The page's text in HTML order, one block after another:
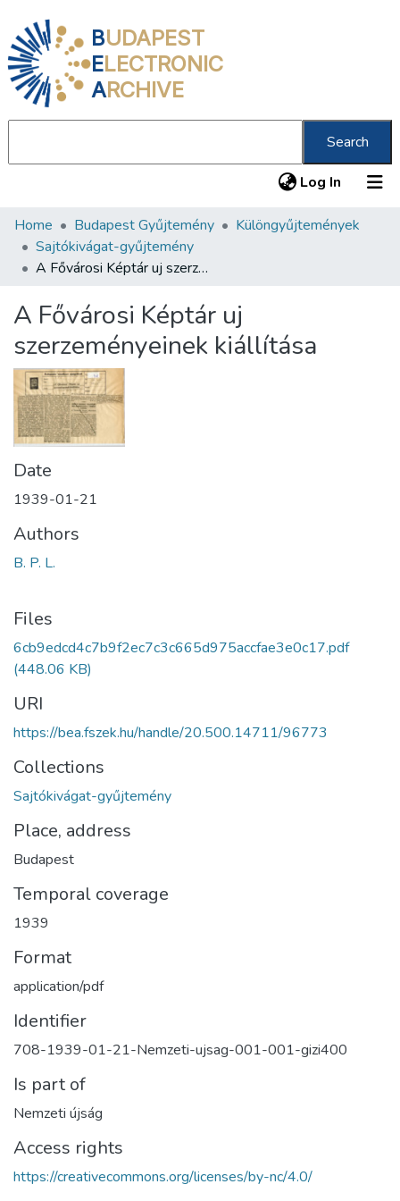
BUDAPEST
ELECTRONIC
ARCHIVE
Search
Log In (current)
Communities & Collections
All of DSpace
Home Budapest Gyűjtemény
Különgyűjtemények
Sajtókivágat-gyűjtemény
A Fővárosi Képtár uj szerzeményeinek kiállítása
A Fővárosi Képtár uj
szerzeményeinek kiállítása
Date
1939-01-21
Authors
B. P. L.
Files
6cb9edcd4c7b9f2ec7c3c665d975accfae3e0c17.pdf
(448.06 KB)
URI
https://bea.fszek.hu/handle/20.500.14711/96773
Collections
Sajtókivágat-gyűjtemény
Place, address
Budapest
Temporal coverage
1939
Format
application/pdf
Identifier
708-1939-01-21-Nemzeti-ujsag-001-001-gizi400
Is part of
Nemzeti újság
Access rights
https://creativecommons.org/licenses/by-nc/4.0/